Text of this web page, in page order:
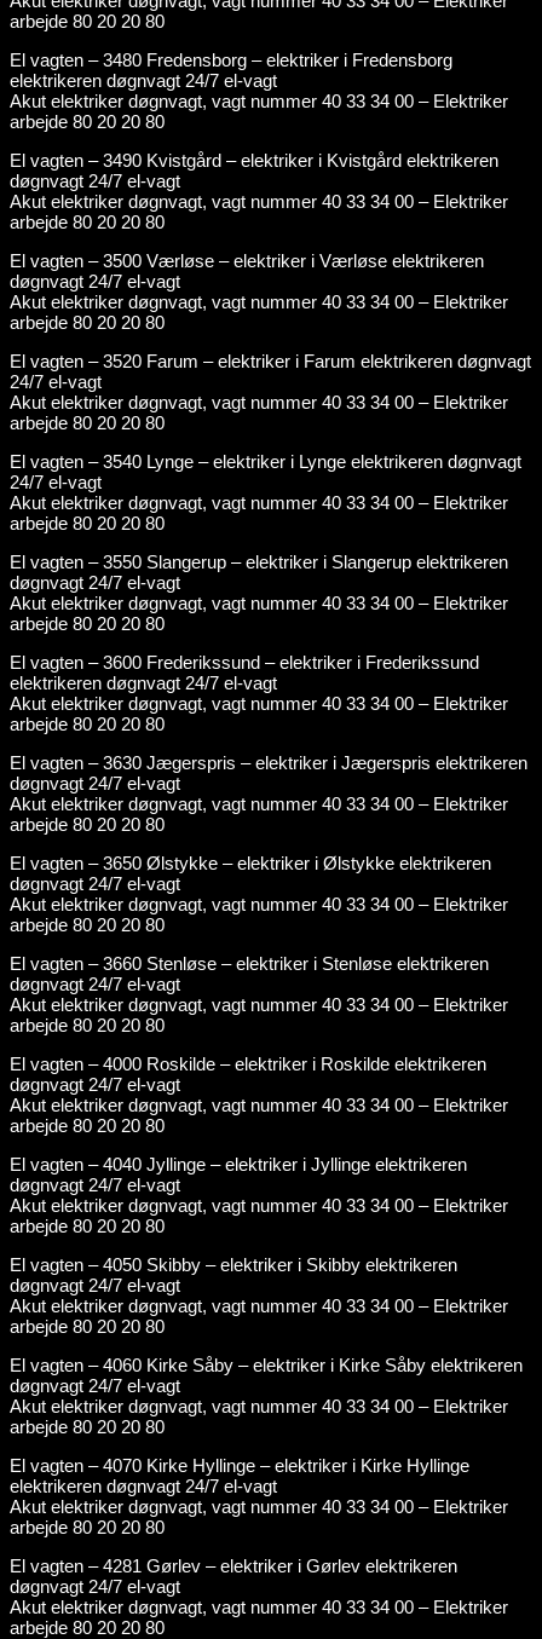
arbejde 80 20 20 80
El vagten – 3480 Fredensborg – elektriker i Fredensborg
elektrikeren døgnvagt 24/7 el-vagt
Akut elektriker døgnvagt, vagt nummer 40 33 34 00 – Elektriker
arbejde 80 20 20 80
El vagten – 3490 Kvistgård – elektriker i Kvistgård elektrikeren
døgnvagt 24/7 el-vagt
Akut elektriker døgnvagt, vagt nummer 40 33 34 00 – Elektriker
arbejde 80 20 20 80
El vagten – 3500 Værløse – elektriker i Værløse elektrikeren
døgnvagt 24/7 el-vagt
Akut elektriker døgnvagt, vagt nummer 40 33 34 00 – Elektriker
arbejde 80 20 20 80
El vagten – 3520 Farum – elektriker i Farum elektrikeren døgnvagt
24/7 el-vagt
Akut elektriker døgnvagt, vagt nummer 40 33 34 00 – Elektriker
arbejde 80 20 20 80
El vagten – 3540 Lynge – elektriker i Lynge elektrikeren døgnvagt
24/7 el-vagt
Akut elektriker døgnvagt, vagt nummer 40 33 34 00 – Elektriker
arbejde 80 20 20 80
El vagten – 3550 Slangerup – elektriker i Slangerup elektrikeren
døgnvagt 24/7 el-vagt
Akut elektriker døgnvagt, vagt nummer 40 33 34 00 – Elektriker
arbejde 80 20 20 80
El vagten – 3600 Frederikssund – elektriker i Frederikssund
elektrikeren døgnvagt 24/7 el-vagt
Akut elektriker døgnvagt, vagt nummer 40 33 34 00 – Elektriker
arbejde 80 20 20 80
El vagten – 3630 Jægerspris – elektriker i Jægerspris elektrikeren
døgnvagt 24/7 el-vagt
Akut elektriker døgnvagt, vagt nummer 40 33 34 00 – Elektriker
arbejde 80 20 20 80
El vagten – 3650 Ølstykke – elektriker i Ølstykke elektrikeren
døgnvagt 24/7 el-vagt
Akut elektriker døgnvagt, vagt nummer 40 33 34 00 – Elektriker
arbejde 80 20 20 80
El vagten – 3660 Stenløse – elektriker i Stenløse elektrikeren
døgnvagt 24/7 el-vagt
Akut elektriker døgnvagt, vagt nummer 40 33 34 00 – Elektriker
arbejde 80 20 20 80
El vagten – 4000 Roskilde – elektriker i Roskilde elektrikeren
døgnvagt 24/7 el-vagt
Akut elektriker døgnvagt, vagt nummer 40 33 34 00 – Elektriker
arbejde 80 20 20 80
El vagten – 4040 Jyllinge – elektriker i Jyllinge elektrikeren
døgnvagt 24/7 el-vagt
Akut elektriker døgnvagt, vagt nummer 40 33 34 00 – Elektriker
arbejde 80 20 20 80
El vagten – 4050 Skibby – elektriker i Skibby elektrikeren
døgnvagt 24/7 el-vagt
Akut elektriker døgnvagt, vagt nummer 40 33 34 00 – Elektriker
arbejde 80 20 20 80
El vagten – 4060 Kirke Såby – elektriker i Kirke Såby elektrikeren
døgnvagt 24/7 el-vagt
Akut elektriker døgnvagt, vagt nummer 40 33 34 00 – Elektriker
arbejde 80 20 20 80
El vagten – 4070 Kirke Hyllinge – elektriker i Kirke Hyllinge
elektrikeren døgnvagt 24/7 el-vagt
Akut elektriker døgnvagt, vagt nummer 40 33 34 00 – Elektriker
arbejde 80 20 20 80
El vagten – 4281 Gørlev – elektriker i Gørlev elektrikeren
døgnvagt 24/7 el-vagt
Akut elektriker døgnvagt, vagt nummer 40 33 34 00 – Elektriker
arbejde 80 20 20 80